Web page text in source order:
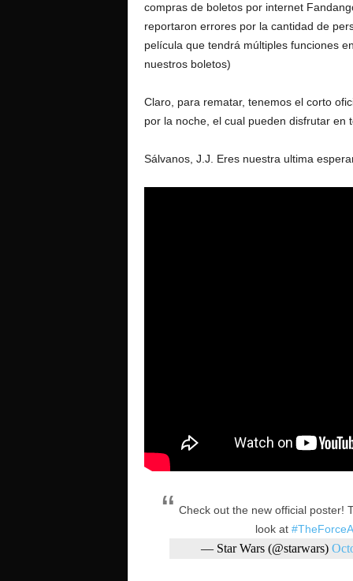
compras de boletos por internet
reportaron errores por la cantidad de
película que tendrá múltiples funciones
nuestros boletos)
Claro, para rematar, tenemos el corto
por la noche, el cual pueden disfrutar en
Sálvanos, J.J. Eres nuestra ultima
Check out the new official poster!
look at
— Star Wars (@starwars)